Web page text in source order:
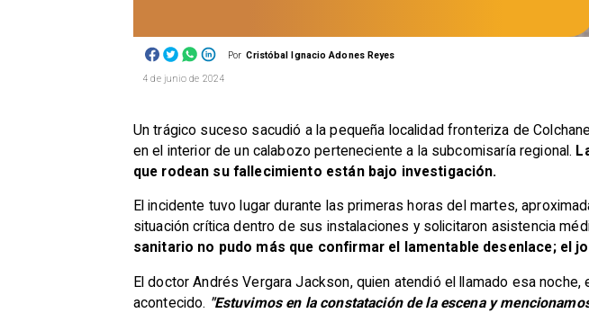
Por Cristóbal Ignacio Adones Reyes
4 de junio de 2024
Un trágico suceso sacudió a la pequeña localidad fronteriza de
en el interior de un calabozo perteneciente a la subcomisaría regional.
que rodean su fallecimiento están bajo investigación.
El incidente tuvo lugar durante las primeras horas del martes,
situación crítica dentro de sus instalaciones y solicitaron asistencia
sanitario no pudo más que confirmar el lamentable desenlace; el
El doctor Andrés Vergara Jackson, quien atendió el llamado esa
acontecido. "Estuvimos en la constatación de la escena y